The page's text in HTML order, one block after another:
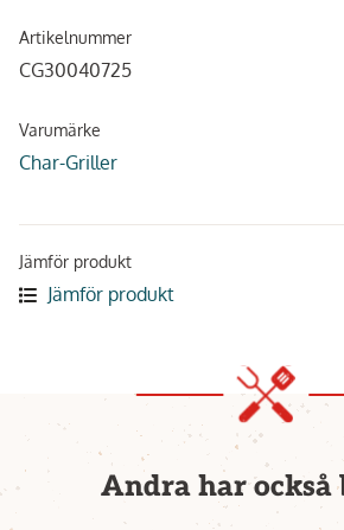
Artikelnummer
CG30040725
Varumärke
Char-Griller
Jämför produkt
Jämför produkt
Andra har också